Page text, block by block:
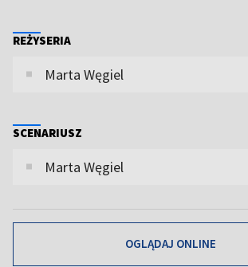
REŻYSERIA
Marta Węgiel
SCENARIUSZ
Marta Węgiel
OGLĄDAJ ONLINE